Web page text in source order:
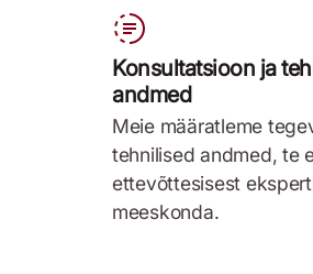
Konsultatsioon ja
andmed
Meie määratleme
tehnilised andmed, te
ettevõttesisest
meeskonda.